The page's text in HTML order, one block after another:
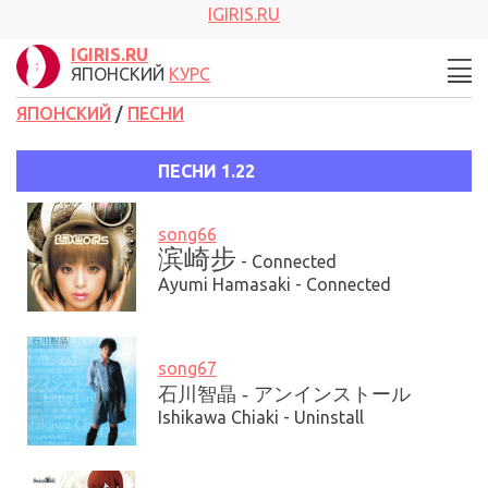
IGIRIS.RU
IGIRIS.RU
ЯПОНСКИЙ КУРС
ЯПОНСКИЙ / ПЕСНИ
ПЕСНИ 1.22
song66
滨崎步 - Connected
Ayumi Hamasaki - Connected
song67
石川智晶 - アンインストール
Ishikawa Chiaki - Uninstall